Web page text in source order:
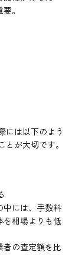
。
には以下のよう
が大切です。
中には、手数料
を相場よりも低
者の査定額を比